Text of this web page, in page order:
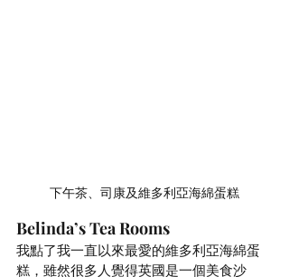
下午茶、司康及維多利亞海綿蛋糕
Belinda’s Tea Rooms
我點了我一直以來最愛的維多利亞海綿蛋
糕，雖然很多人覺得英國是一個美食沙